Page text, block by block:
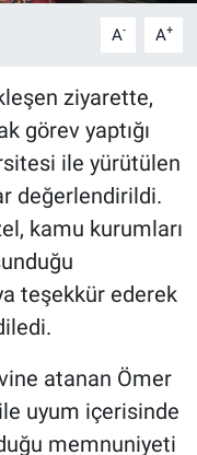
A- A+
ziyarette,
görev yaptığı
ile yürütülen
değerlendirildi.
kamu kurumları
teşekkür ederek
atanan Ömer
uyum içerisinde
memnuniyeti